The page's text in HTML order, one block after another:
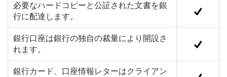
必要なハードコピーと公証された文書を銀
行に配達します。
銀行口座は銀行の独自の裁量により開設さ
れます。
銀行カード、口座情報レターはクライアン